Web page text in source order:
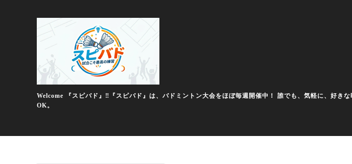
Welcome 『スピバド』‼️『スピバド』は、バドミントン大会をほぼ毎週開催中！ 誰でも、気軽に、好
OK。